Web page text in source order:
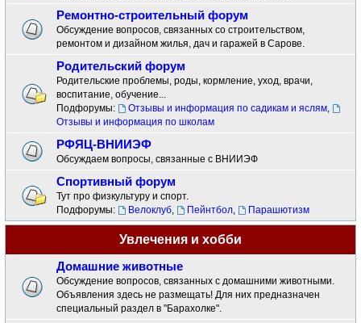
Ремонтно-строительный форум
Обсуждение вопросов, связанных со строительством,
ремонтом и дизайном жилья, дач и гаражей в Сарове.
Родительский форум
Родительские проблемы, роды, кормление, уход, врачи,
воспитание, обучение...
Подфорумы:
Отзывы и информация по садикам и яслям,
Отзывы и информация по школам
РФЯЦ-ВНИИЭФ
Обсуждаем вопросы, связанные с ВНИИЭФ
Спортивный форум
Тут про физкультуру и спорт.
Подфорумы:
Велоклуб, Пейнтбол, Парашютизм
Увлечения и хобби
Домашние животные
Обсуждение вопросов, связанных с домашними животными.
Объявления здесь не размещать! Для них предназначен
специальный раздел в "Барахолке".